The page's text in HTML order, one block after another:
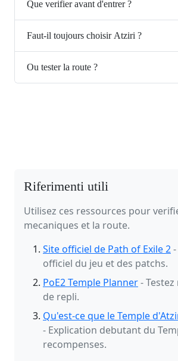
Que verifier avant d'entrer ?
Faut-il toujours choisir Atziri ?
Ou tester la route ?
Riferimenti utili
Utilisez ces ressources pour
mecaniques et la route.
Site officiel de Path of Exile 2
officiel du jeu et des patchs.
PoE2 Temple Planner-
de repli.
Qu'est-ce que le Temple
- Explication debutant du
recompenses.